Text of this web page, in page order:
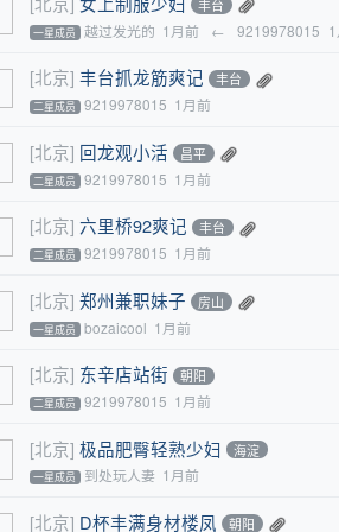
丰台
一星成员 越过发光的 1月前 ← 9219978015
[北京] 丰台抓龙筋爽记 丰台
二星成员 9219978015 1月前
[北京] 回龙观小活 昌平
二星成员 9219978015 1月前
[北京] 六里桥92爽记 丰台
二星成员 9219978015 1月前
[北京] 郑州兼职妹子 房山
一星成员 bozaicool 1月前
[北京] 东辛店站街 朝阳
二星成员 9219978015 1月前
[北京] 极品肥臀轻熟少妇 海淀
一星成员 到处玩人妻 1月前
[北京] D杯丰满身材楼凤 朝阳